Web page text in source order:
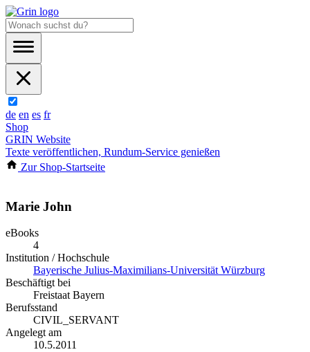
de en es fr
Shop
GRIN Website
Texte veröffentlichen, Rundum-Service genießen
Zur Shop-Startseite
Marie John
eBooks
4
Institution / Hochschule
Bayerische Julius-Maximilians-Universität Würzburg
Beschäftigt bei
Freistaat Bayern
Berufsstand
CIVIL_SERVANT
Angelegt am
10.5.2011